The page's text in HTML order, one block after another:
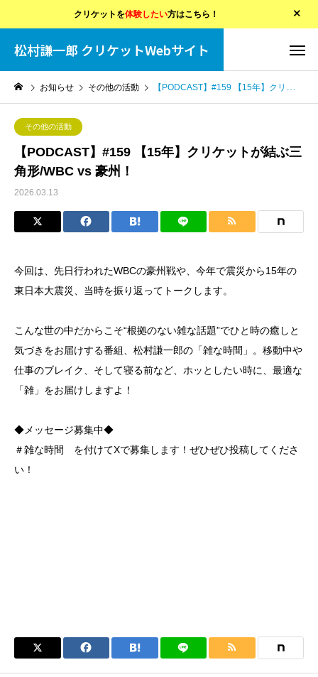
クリケットを体験したい方はこちら！
松村謙一郎 クリケットWebサイト
お知らせ その他の活動 【PODCAST】#159 【15年】クリケットが結ぶ三角形/WBC vs 豪州！
その他の活動
【PODCAST】#159 【15年】クリケットが結ぶ三
角形/WBC vs 豪州！
2026.03.13
今回は、先日行われたWBCの豪州戦や、今年で震災から15年の
東日本大震災、当時を振り返ってトークします。
こんな世の中だからこそ“根拠のない雑な話題”でひと時の癒しと
気づきをお届けする番組、松村謙一郎の「雑な時間」。移動中や
仕事のブレイク、そして寝る前など、ホッとしたい時に、最適な
「雑」をお届けしますよ！
◆メッセージ募集中◆
＃雑な時間 を付けてXで募集します！ぜひぜひ投稿してくださ
い！